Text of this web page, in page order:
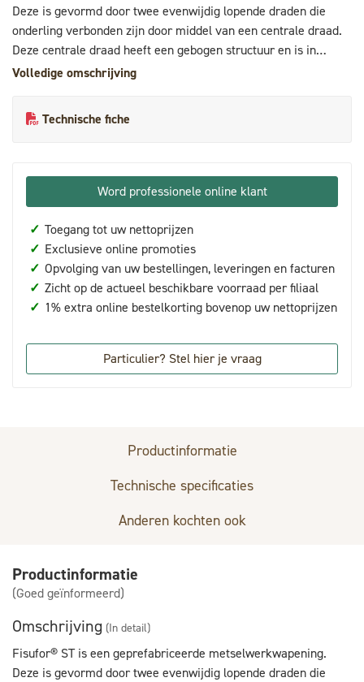
Deze is gevormd door twee evenwijdig lopende draden die
onderling verbonden zijn door middel van een centrale draad.
Deze centrale draad heeft een gebogen structuur en is in
hetzelfde vlak aan de binnenzijde van de langsdraden gelast.
geplaatst.
Volledige omschrijving
Technische fiche
Word professionele online klant
✓ Toegang tot uw nettoprijzen
✓ Exclusieve online promoties
✓ Opvolging van uw bestellingen, leveringen en facturen
✓ Zicht op de actueel beschikbare voorraad per filiaal
✓ 1% extra online bestelkorting bovenop uw nettoprijzen
Particulier? Stel hier je vraag
Productinformatie
Technische specificaties
Anderen kochten ook
Productinformatie
(Goed geïnformeerd)
Omschrijving (In detail)
Fisufor® ST is een geprefabriceerde metselwerkwapening.
Deze is gevormd door twee evenwijdig lopende draden die